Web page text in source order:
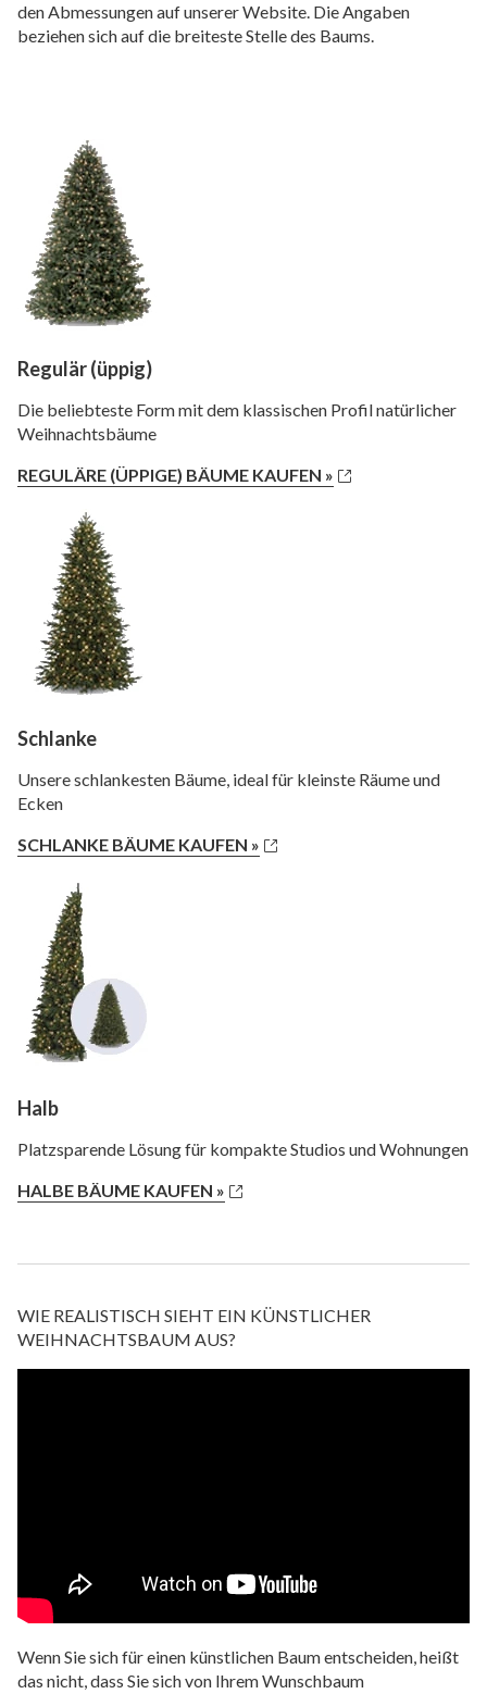
den Abmessungen auf unserer Website. Die Angaben
beziehen sich auf die breiteste Stelle des Baums.
Regulär (üppig)
Die beliebteste Form mit dem klassischen Profil natürlicher
Weihnachtsbäume
REGULÄRE (ÜPPIGE) BÄUME KAUFEN »
Schlanke
Unsere schlankesten Bäume, ideal für kleinste Räume und
Ecken
SCHLANKE BÄUME KAUFEN »
Halb
Platzsparende Lösung für kompakte Studios und Wohnungen
HALBE BÄUME KAUFEN »
WIE REALISTISCH SIEHT EIN KÜNSTLICHER
WEIHNACHTSBAUM AUS?
Wenn Sie sich für einen künstlichen Baum entscheiden, heißt
das nicht, dass Sie sich von Ihrem Wunschbaum